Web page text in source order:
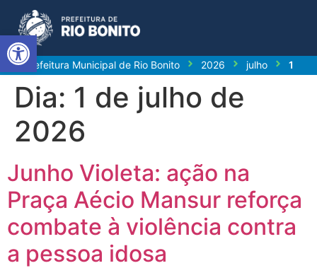
Abrir a barra de ferramentas
Prefeitura Municipal de Rio Bonito 2026 julho 1
Dia: 1 de julho de
2026
Junho Violeta: ação na
Praça Aécio Mansur reforça
combate à violência contra
a pessoa idosa